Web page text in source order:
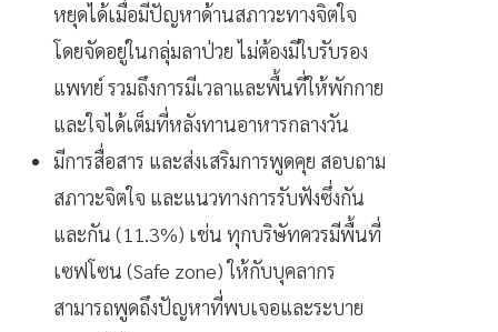
หยุดได้เมื่อมีปัญหาด้านสภาวะทางจิตใจ
โดยจัดอยู่ในกลุ่มลาป่วย ไม่ต้องมีใบรับรอง
แพทย์ รวมถึงการมีเวลาและพื้นที่ให้พักกาย
และใจได้เต็มที่หลังทานอาหารกลางวัน
มีการสื่อสาร และส่งเสริมการพูดคุย สอบถาม
สภาวะจิตใจ และแนวทางการรับฟังซึ่งกัน
และกัน (11.3%) เช่น ทุกบริษัทควรมีพื้นที่
เซฟโซน (Safe zone) ให้กับบุคลากร
สามารถพูดถึงปัญหาที่พบเจอและระบาย